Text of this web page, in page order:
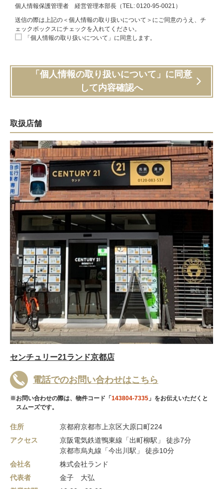
個人情報保護管理者 経営管理本部長（TEL: 0120-95-0021）
送信の際は上記の＜個人情報の取り扱いについて＞にご同意のうえ、チ
ェックボックスにチェックを入れてください。
「個人情報の取り扱いについて」に同意します。
「個人情報の取り扱いについて」に同意
して内容確認へ
取扱店舗
センチュリー21ランド京都店
電話でのお問い合わせはこちら
※お問い合わせの際は、物件コード「143804-7335 」をお伝えいただくと
スムーズです。
住所
京都府京都市上京区大原口町224
アクセス
京阪電気鉄道鴨東線「出町柳駅」 徒歩7分
京都市烏丸線「今出川駅」 徒歩10分
会社名
株式会社ランド
代表者
金子 大弘